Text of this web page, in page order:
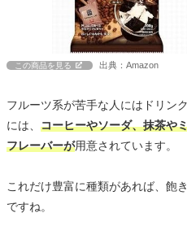
この商品を見る 出典：Amazon
フルーツ系が苦手な人にはドリン
には、 コーヒーやソーダ、抹茶や
フレーバーが用意されています。
これだけ豊富に種類があれば、飽
ですね。